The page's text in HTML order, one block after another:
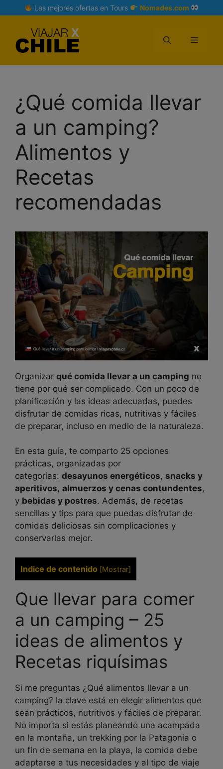
to
Las mejores ofertas en Tours Nomades.com
Menu
¿Qué comida llevar
a un camping?
Alimentos y
Recetas
recomendadas
Organizar qué comida llevar a un camping no
tiene por qué ser complicado. Con un poco de
planificación y las ideas adecuadas, puedes
disfrutar de comidas ricas, nutritivas y fáciles
de preparar, incluso en medio de la naturaleza.
En esta guía, te comparto 25 opciones
prácticas, organizadas por
categorías: desayunos energéticos, snacks y
aperitivos, almuerzos y cenas contundentes,
y bebidas y postres. Además, de recetas
sencillas y tips para que puedas disfrutar de
comidas deliciosas sin complicaciones y
conservarlas mejor.
Indice de contenido [Mostrar]
Que llevar para comer
a un camping – 25
ideas de alimentos y
Recetas riquísimas
Si me preguntas ¿Qué alimentos llevar a un
camping? la clave está en elegir alimentos que
sean prácticos, nutritivos y fáciles de preparar.
No importa si estás planeando una acampada
en la montaña, un trekking por la Patagonia o
un fin de semana en la playa, la comida debe
adaptarse a tus necesidades y al tipo de viaje